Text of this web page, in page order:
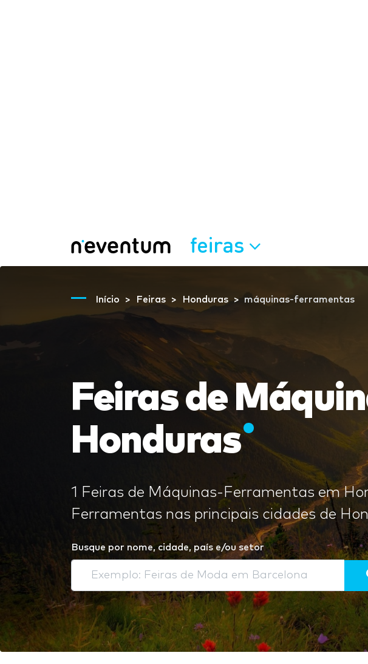
feiras
Início Feiras Honduras máquinas-ferramentas
Feiras de
Honduras
1 Feiras de Máquinas-Ferramentas em
Ferramentas nas principais cidades de
Busque por nome, cidade, país e/ou setor